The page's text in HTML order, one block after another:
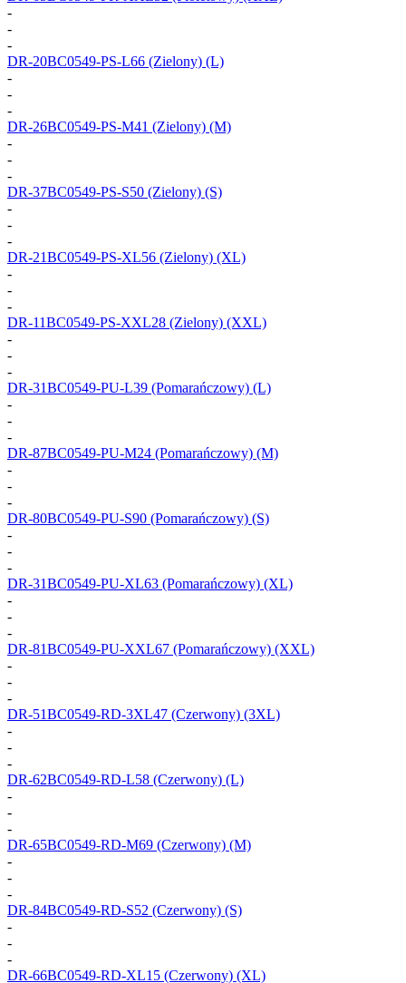
-
-
-
DR-20BC0549-PS-L66 (Zielony) (L)
-
-
-
DR-26BC0549-PS-M41 (Zielony) (M)
-
-
-
DR-37BC0549-PS-S50 (Zielony) (S)
-
-
-
DR-21BC0549-PS-XL56 (Zielony) (XL)
-
-
-
DR-11BC0549-PS-XXL28 (Zielony) (XXL)
-
-
-
DR-31BC0549-PU-L39 (Pomarańczowy) (L)
-
-
-
DR-87BC0549-PU-M24 (Pomarańczowy) (M)
-
-
-
DR-80BC0549-PU-S90 (Pomarańczowy) (S)
-
-
-
DR-31BC0549-PU-XL63 (Pomarańczowy) (XL)
-
-
-
DR-81BC0549-PU-XXL67 (Pomarańczowy) (XXL)
-
-
-
DR-51BC0549-RD-3XL47 (Czerwony) (3XL)
-
-
-
DR-62BC0549-RD-L58 (Czerwony) (L)
-
-
-
DR-65BC0549-RD-M69 (Czerwony) (M)
-
-
-
DR-84BC0549-RD-S52 (Czerwony) (S)
-
-
-
DR-66BC0549-RD-XL15 (Czerwony) (XL)